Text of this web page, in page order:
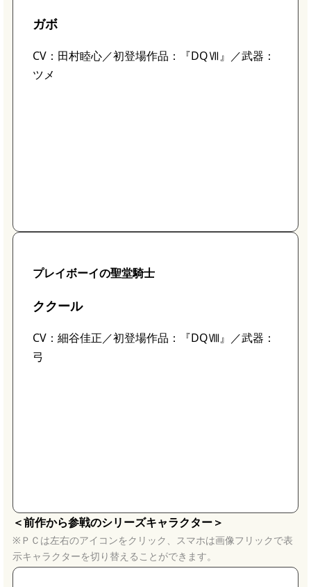
ガボ
CV：田村睦心／初登場作品：『DQⅦ』／武器：
ツメ
プレイボーイの聖堂騎士
ククール
CV：細谷佳正／初登場作品：『DQⅧ』／武器：
弓
＜前作から参戦のシリーズキャラクター＞
※ＰＣは左右のアイコンをクリック、スマホは画像フリックで表
示キャラクターを切り替えることができます。